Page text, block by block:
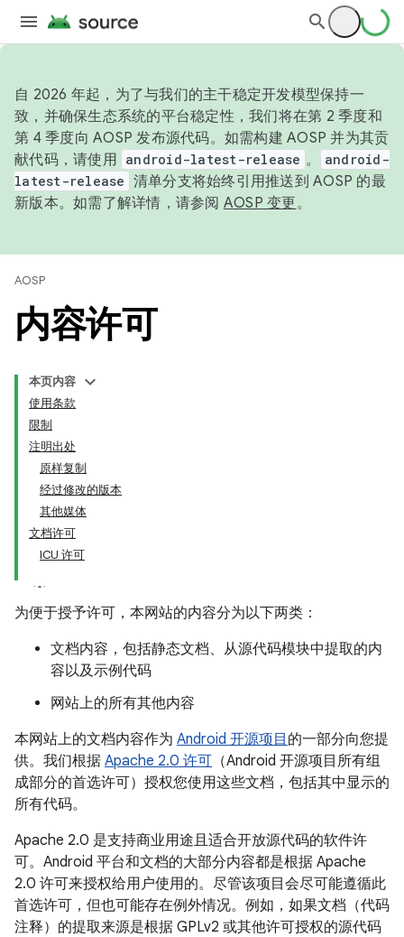
自 2026 年起，为了与我们的主干稳定开发模型保持一
致，并确保生态系统的平台稳定性，我们将在第 2 季度和
第 4 季度向 AOSP 发布源代码。如需构建 AOSP 并为其贡
献代码，请使用 android-latest-release 。
android-
latest-release 清单分支将始终引用推送到 AOSP 的最
新版本。如需了解详情，请参阅 AOSP 变更。
AOSP
内容许可
本页内容
使用条款
限制
注明出处
原样复制
经过修改的版本
其他媒体
文档许可
ICU 许可
为便于授予许可，本网站的内容分为以下两类：
文档内容，包括静态文档、从源代码模块中提取的内
容以及示例代码
网站上的所有其他内容
本网站上的文档内容作为 Android 开源项目 的一部分向您提
供。我们根据 Apache 2.0 许可 （Android 开源项目所有组
成部分的首选许可）授权您使用这些文档，包括其中显示的
所有代码。
Apache 2.0 是支持商业用途且适合开放源代码的软件许
可。Android 平台和文档的大部分内容都是根据 Apache
2.0 许可来授权给用户使用的。尽管该项目会尽可能遵循此
首选许可，但也可能存在例外情况。例如，如果文档（代码
注释）的提取来源是根据 GPLv2 或其他许可授权的源代码